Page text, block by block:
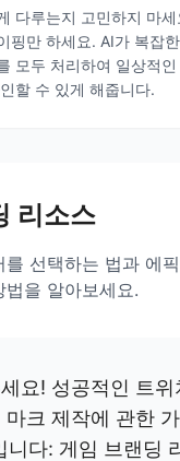
다루는지 고민하지 마
핑만 하세요. AI가 복잡
모두 처리하여 일상적
할 수 있게 해줍니다.
리소스
를 선택하는 법과 에
을 알아보세요.
요! 성공적인 트위
마크 제작에 관한
니다: 게임 브랜딩